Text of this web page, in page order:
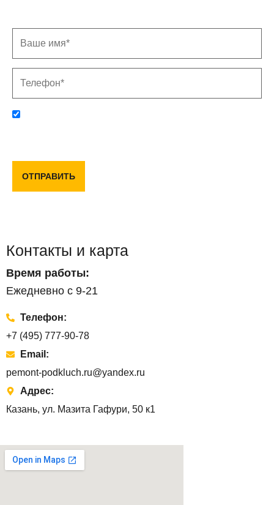
ОТПРАВИТЬ
Контакты и карта
Время работы:
Ежедневно с 9-21
Телефон:
+7 (495) 777-90-78
Email:
pemont-podkluch.ru@yandex.ru
Адрес:
Казань, ул. Мазита Гафури, 50 к1